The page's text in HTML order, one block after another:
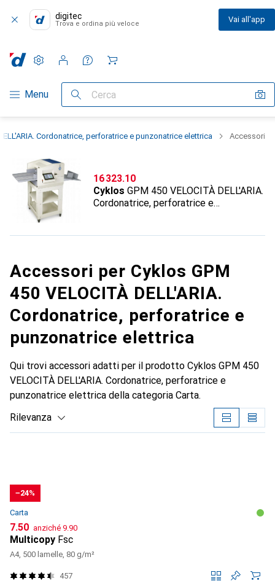
digitec
Trova e ordina più veloce Vai all'app
Categoria Navigazione
Menu Cerca
Impostazioni
Conto cliente
Liste di confronto
Liste dei desideri
Carrello
Cordonatrice, perforatrice e punzonatrice elettrica Accessori
CHF
16 323.10
Cyklos GPM 450 VELOCITÀ DELL'ARIA.
Cordonatrice, perforatrice e
Accessori per Cyklos GPM
450 VELOCITÀ DELL'ARIA.
Cordonatrice, perforatrice e
punzonatrice elettrica
Qui trovi accessori adatti per il prodotto Cyklos GPM 450
VELOCITÀ DELL'ARIA. Cordonatrice, perforatrice e
punzonatrice elettrica della categoria Carta.
Rilevanza
−24%
Carta
CHF
7.50 anziché CHF
9.90
Multicopy Fsc
A4, 500 lamelle, 80 g/m²
457